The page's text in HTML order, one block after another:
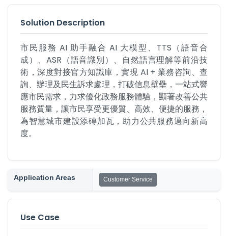
Solution Description
市民服務 AI 助手融合 AI 大模型、TTS（語音合
成）、ASR（語音識別）、自然語言理解等前沿技
術，深度對接官方知識庫，實現 AI + 業務咨詢、查
詢、辦理及民生訴求處理，打破信息壁壘，一站式響
應市民需求，力求優化政務服務體驗，顯著改善公共
服務質量，讓市民享受更優質、高效、便捷的服務，
為智慧城市建設添磚加瓦，助力公共服務邁向新高
度。
Application Areas Customer Service
Use Case